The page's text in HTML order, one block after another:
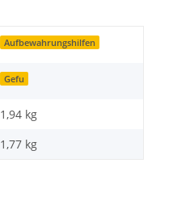
Aufbewahrungshilfen
Gefu
1,94 kg
1,77 kg